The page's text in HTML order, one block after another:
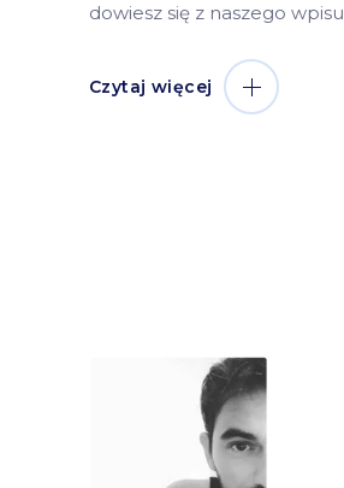
dowiesz się z naszego wpisu
Czytaj więcej